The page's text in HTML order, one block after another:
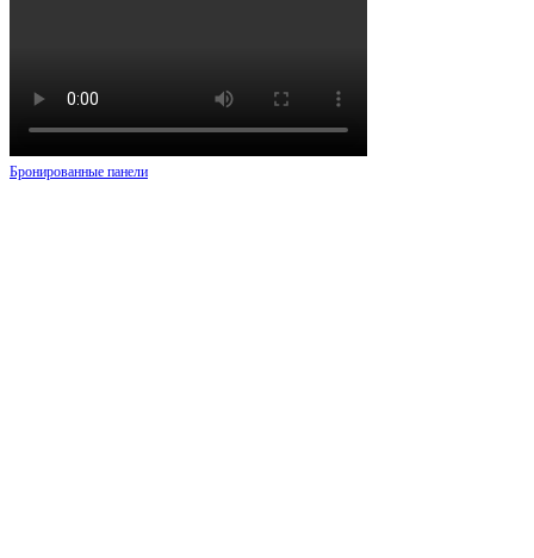
Бронированные панели